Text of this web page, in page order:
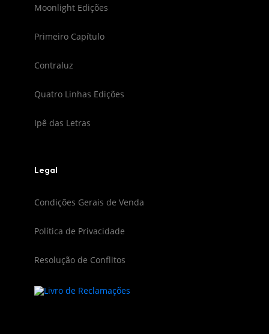
Moonlight Edições
Primeiro Capítulo
Contraluz
Quatro Linhas Edições
Ipê das Letras
Legal
Condições Gerais de Venda
Política de Privacidade
Resolução de Conflitos